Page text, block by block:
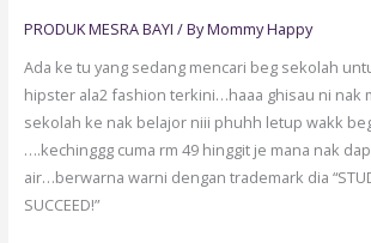
PRODUK MESRA BAYI / ByMommy Happy
Ada ke tu yang sedang mencari beg sekolah
hipster ala2 fashion terkini…haaa ghisau ni nak
sekolah ke nak belajor niii phuhh letup wakk
….kechinggg cuma rm 49 hinggit je mana nak
air…berwarna warni dengan trademark dia
SUCCEED!”